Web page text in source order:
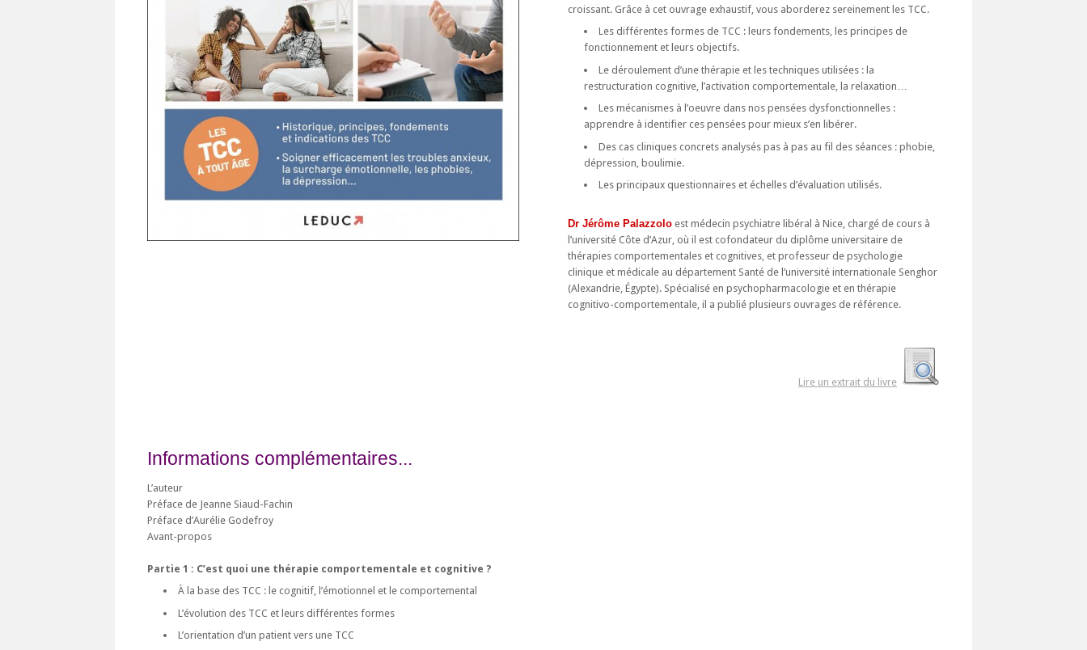
croissant. Grâce à cet ouvrage exhaustif, vous aborderez sereinement les TCC.
Les différentes formes de TCC : leurs fondements, les principes de
fonctionnement et leurs objectifs.
Le déroulement d’une thérapie et les techniques utilisées : la
restructuration cognitive, l’activation comportementale, la relaxation…
Les mécanismes à l’oeuvre dans nos pensées dysfonctionnelles :
apprendre à identifier ces pensées pour mieux s’en libérer.
Des cas cliniques concrets analysés pas à pas au fil des séances : phobie,
dépression, boulimie.
Les principaux questionnaires et échelles d’évaluation utilisés.
Dr Jérôme Palazzolo est médecin psychiatre libéral à Nice, chargé de cours à
l’université Côte d’Azur, où il est cofondateur du diplôme universitaire de
thérapies comportementales et cognitives, et professeur de psychologie
clinique et médicale au département Santé de l’université internationale Senghor
(Alexandrie, Égypte). Spécialisé en psychopharmacologie et en thérapie
cognitivo-comportementale, il a publié plusieurs ouvrages de référence.
Lire un extrait du livre
Informations complémentaires...
L’auteur
Préface de Jeanne Siaud-Fachin
Préface d’Aurélie Godefroy
Avant-propos
Partie 1 : C’est quoi une thérapie comportementale et cognitive ?
À la base des TCC : le cognitif, l’émotionnel et le comportemental
L’évolution des TCC et leurs différentes formes
L’orientation d’un patient vers une TCC